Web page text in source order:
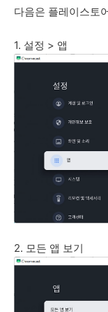
다음은 플레이스토
1. 설정 > 앱
2. 모든 앱 보기